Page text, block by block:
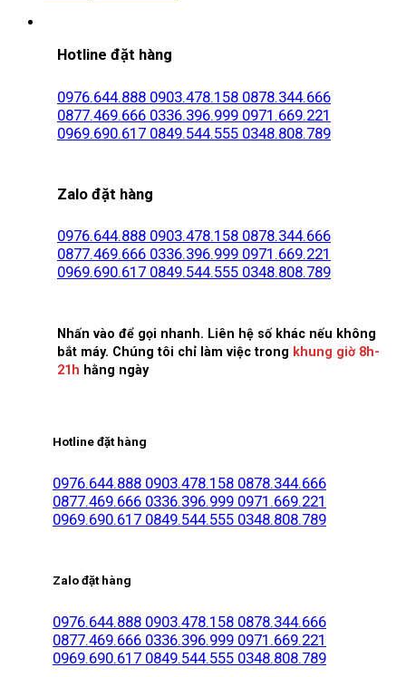
Hotline đặt hàng
0976.644.888 0903.478.158 0878.344.666
0877.469.666 0336.396.999 0971.669.221
0969.690.617 0849.544.555 0348.808.789
Zalo đặt hàng
0976.644.888 0903.478.158 0878.344.666
0877.469.666 0336.396.999 0971.669.221
0969.690.617 0849.544.555 0348.808.789
Nhấn vào để gọi nhanh. Liên hệ số khác nếu không
bắt máy. Chúng tôi chỉ làm việc trong khung giờ 8h-
21h hằng ngày
Hotline đặt hàng
0976.644.888 0903.478.158 0878.344.666
0877.469.666 0336.396.999 0971.669.221
0969.690.617 0849.544.555 0348.808.789
Zalo đặt hàng
0976.644.888 0903.478.158 0878.344.666
0877.469.666 0336.396.999 0971.669.221
0969.690.617 0849.544.555 0348.808.789